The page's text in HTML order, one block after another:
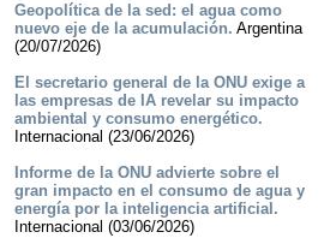
Geopolítica de la sed: el agua como
nuevo eje de la acumulación. Argentina
(20/07/2026)
El secretario general de la ONU exige a
las empresas de IA revelar su impacto
ambiental y consumo energético.
Internacional (23/06/2026)
Informe de la ONU advierte sobre el
gran impacto en el consumo de agua y
energía por la inteligencia artificial.
Internacional (03/06/2026)